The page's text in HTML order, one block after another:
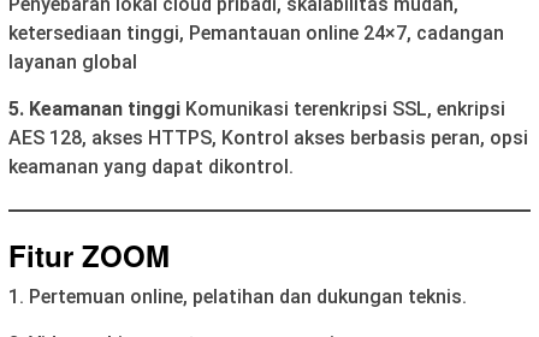
ketersediaan tinggi, Pemantauan online 24×7, cadangan
layanan global
5. Keamanan tinggi Komunikasi terenkripsi SSL, enkripsi
AES 128, akses HTTPS, Kontrol akses berbasis peran, opsi
keamanan yang dapat dikontrol.
Fitur ZOOM
1. Pertemuan online, pelatihan dan dukungan teknis.